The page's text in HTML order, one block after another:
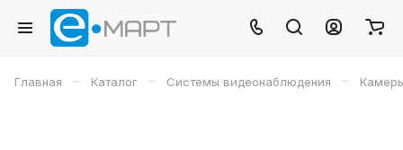
Главная – Каталог – Системы видеонаблюдения –